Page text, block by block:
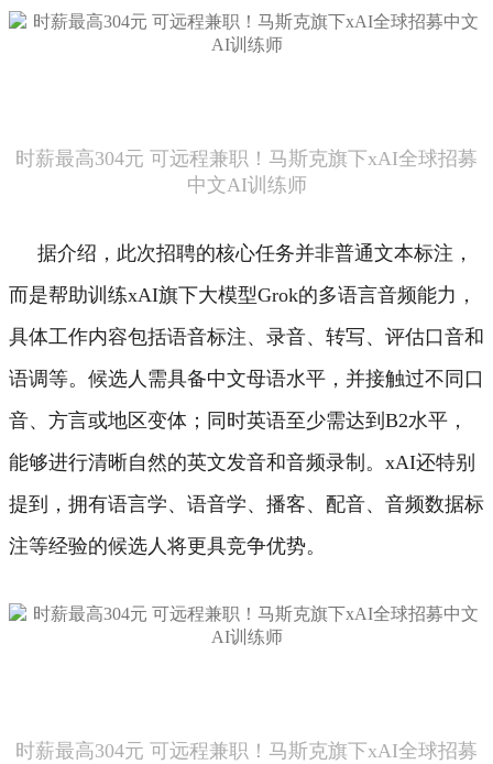
时薪最高304元 可远程兼职！马斯克旗下xAI全球招募
中文AI训练师
据介绍，此次招聘的核心任务并非普通文本标注，
而是帮助训练xAI旗下大模型Grok的多语言音频能力，
具体工作内容包括语音标注、录音、转写、评估口音和
语调等。 候选人需具备中文母语水平，并接触过不同口
音、方言或地区变体；同时英语至少需达到B2水平，
能够进行清晰自然的英文发音和音频录制。 xAI还特别
提到，拥有语言学、语音学、播客、配音、音频数据标
注等经验的候选人将更具竞争优势。
时薪最高304元 可远程兼职！马斯克旗下xAI全球招募